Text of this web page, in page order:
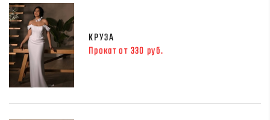
КРУЗА
Прокат от 330 руб.